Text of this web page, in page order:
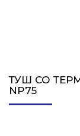
ТУШ СО
NP75